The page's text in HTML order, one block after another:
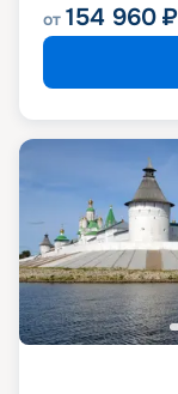
от 154 960 ₽